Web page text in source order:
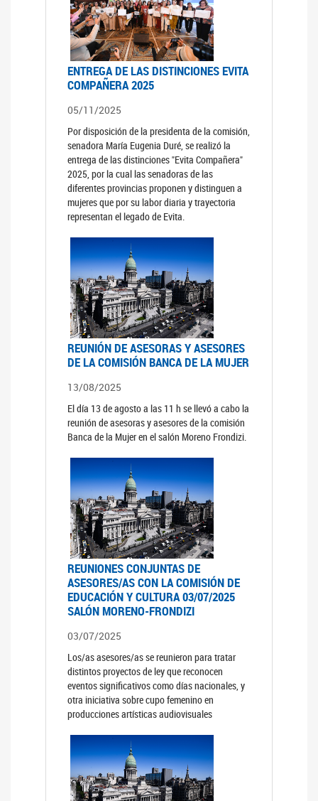
ENTREGA DE LAS DISTINCIONES EVITA
COMPAÑERA 2025
05/11/2025
Por disposición de la presidenta de la comisión,
senadora María Eugenia Duré, se realizó la
entrega de las distinciones "Evita Compañera"
2025, por la cual las senadoras de las
diferentes provincias proponen y distinguen a
mujeres que por su labor diaria y trayectoria
representan el legado de Evita.
REUNIÓN DE ASESORAS Y ASESORES
DE LA COMISIÓN BANCA DE LA MUJER
13/08/2025
El día 13 de agosto a las 11 h se llevó a cabo la
reunión de asesoras y asesores de la comisión
Banca de la Mujer en el salón Moreno Frondizi.
REUNIONES CONJUNTAS DE
ASESORES/AS CON LA COMISIÓN DE
EDUCACIÓN Y CULTURA 03/07/2025
SALÓN MORENO-FRONDIZI
03/07/2025
Los/as asesores/as se reunieron para tratar
distintos proyectos de ley que reconocen
eventos significativos como días nacionales, y
otra iniciativa sobre cupo femenino en
producciones artísticas audiovisuales